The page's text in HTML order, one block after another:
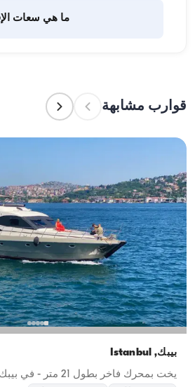
ما هي سعات
للإيجارات اليومية، فتنطبق سعة الإبحار.
قوارب مشابهة
بيبك, İstanbul
يخت بمحرك فاخر بطول 21 متر - في بيبك